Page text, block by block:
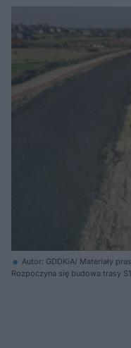
Autor: GDDKiA/ Materiały
Rozpoczyna się budowa trasy